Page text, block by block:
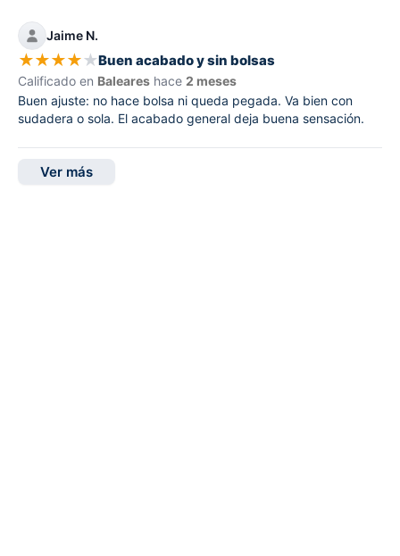
Jaime N.
★★★★★Buen acabado y sin bolsas
Calificado en Baleares hace 2 meses
Buen ajuste: no hace bolsa ni queda pegada. Va bien con
sudadera o sola. El acabado general deja buena sensación.
Ver más